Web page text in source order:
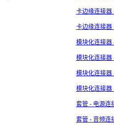
卡边缘连接器
卡边缘连接器
模块化连接器
模块化连接器
模块化连接器
模块化连接器
套管 - 电源连
套管 - 音频连